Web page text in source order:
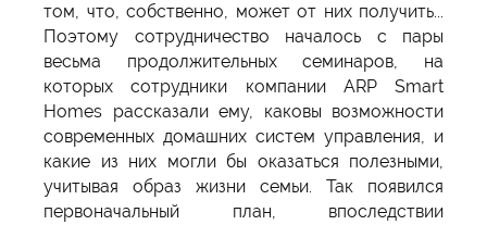
том, что, собственно, может от них получить...
Поэтому сотрудничество началось с пары
весьма продолжительных семинаров, на
которых сотрудники компании ARP Smart
Homes рассказали ему, каковы возможности
современных домашних систем управления, и
какие из них могли бы оказаться полезными,
учитывая образ жизни семьи. Так появился
первоначальный план, впоследствии